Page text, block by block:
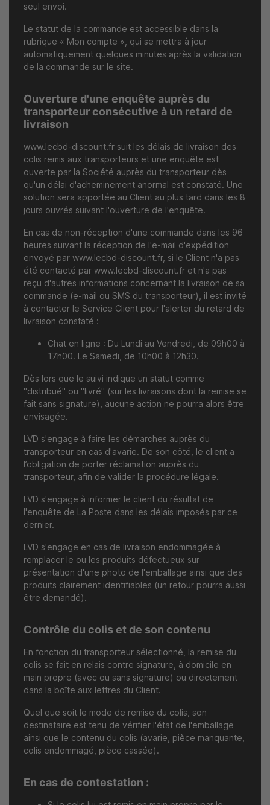
seul envoi.
Le statut de la commande est accessible dans la
rubrique « Mon compte », qui se mettra à jour
automatiquement quelques minutes après la validation
de la commande sur le site.
Ouverture d'une enquête auprès du
transporteur consécutive à un retard de
livraison
www.lecbd-discount.fr suit les délais de livraison des
colis remis aux transporteurs et une enquête est
ouverte par la Société auprès du transporteur dès
qu'un délai d'acheminement anormal est constaté. Une
solution sera apportée au Client au plus tard dans les 8
jours ouvrés suivant l'ouverture de l'enquête.
En cas de non-réception d'une commande dans les 96
heures suivant la réception de l'e-mail d'expédition
envoyé par www.lecbd-discount.fr, si le Client n'a pas
été contacté par www.lecbd-discount.fr et n'a pas
reçu d'autres informations concernant la livraison de sa
commande (e-mail ou SMS du transporteur), il est invité
à contacter le Service Client pour l'alerter du retard de
livraison constaté :
Chat en ligne : Du Lundi au Vendredi, de 09h00 à
17h00. Le Samedi, de 10h00 à 12h30.
Dès lors que le suivi indique un statut comme
"distribué" ou "livré" (sur les livraisons dont la remise se
fait sans signature), aucune action ne pourra alors être
envisagée.
LVD s'engage à faire les démarches auprès du
transporteur en cas d'avarie. De son côté, le client a
l’obligation de porter réclamation auprès du
transporteur, afin de valider la procédure légale.
LVD s'engage à informer le client du résultat de
l'enquête de La Poste dans les délais imposés par ce
dernier.
LVD s'engage en cas de livraison endommagée à
remplacer le ou les produits défectueux sur
présentation d'une photo de l'emballage ainsi que des
produits clairement identifiables (un retour pourra aussi
être demandé).
Contrôle du colis et de son contenu
En fonction du transporteur sélectionné, la remise du
colis se fait en relais contre signature, à domicile en
main propre (avec ou sans signature) ou directement
dans la boîte aux lettres du Client.
Quel que soit le mode de remise du colis, son
destinataire est tenu de vérifier l'état de l'emballage
ainsi que le contenu du colis (avarie, pièce manquante,
colis endommagé, pièce cassée).
En cas de contestation :